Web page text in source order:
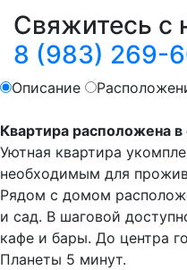
Свяжитесь с
8 (983) 269-
Описание
Квартира расположена
Уютная квартира
необходимым для
Рядом с домом
и сад. В шаговой
кафе и бары. До центра
Планеты 5 минут.